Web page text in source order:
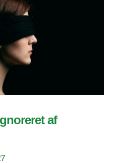
af